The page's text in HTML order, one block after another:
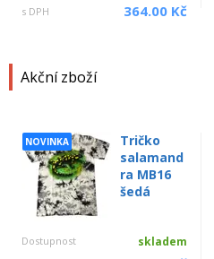
Akční zboží
NOVINKA
Tričko
salamand
ra MB16
šedá
Dostupnost skladem
s DPH 364.00 Kč